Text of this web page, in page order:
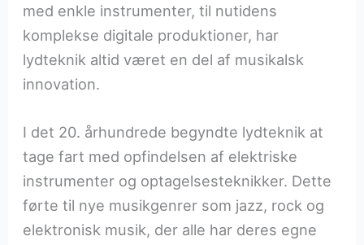
med enkle instrumenter, til nutidens
komplekse digitale produktioner, har
lydteknik altid været en del af musikalsk
innovation.
I det 20. århundrede begyndte lydteknik at
tage fart med opfindelsen af elektriske
instrumenter og optagelsesteknikker. Dette
førte til nye musikgenrer som jazz, rock og
elektronisk musik, der alle har deres egne